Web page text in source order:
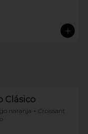
Clásico
naranja + Croissant